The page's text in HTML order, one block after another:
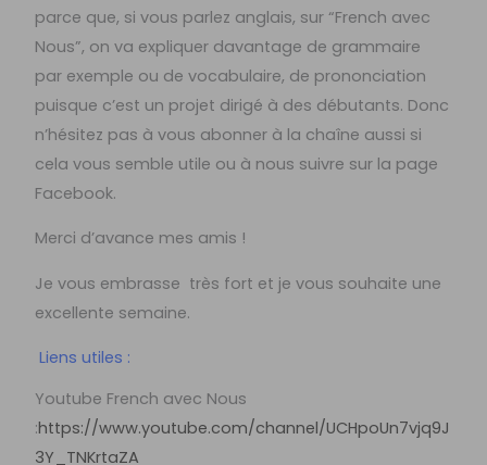
parce que, si vous parlez anglais, sur “French avec
Nous”, on va expliquer davantage de grammaire
par exemple ou de vocabulaire, de prononciation
puisque c’est un projet dirigé à des débutants. Donc
n’hésitez pas à vous abonner à la chaîne aussi si
cela vous semble utile ou à nous suivre sur la page
Facebook.
Merci d’avance mes amis !
Je vous embrasse très fort et je vous souhaite une
excellente semaine.
Liens utiles :
Youtube French avec Nous
:https://www.youtube.com/channel/UCHpoUn7vjq9J
3Y_TNKrtaZA